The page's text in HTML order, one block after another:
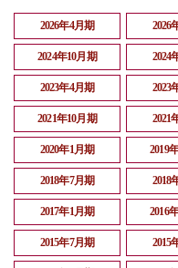
2026年4月期 2026
2024年10月期 2024
2023年4月期 2023
2021年10月期 2021
2020年1月期 2019
2018年7月期 2018
2017年1月期 2016
2015年7月期 2015